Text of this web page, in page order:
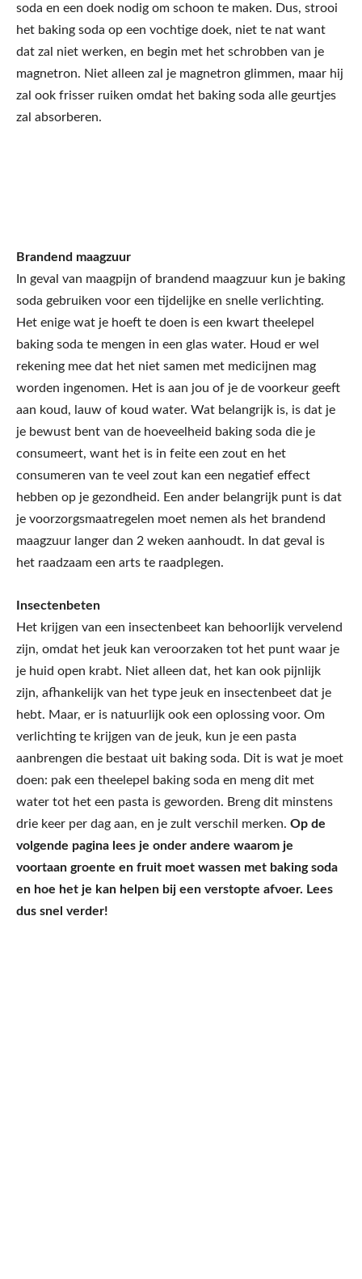
soda en een doek nodig om schoon te maken. Dus, strooi
het baking soda op een vochtige doek, niet te nat want
dat zal niet werken, en begin met het schrobben van je
magnetron. Niet alleen zal je magnetron glimmen, maar hij
zal ook frisser ruiken omdat het baking soda alle geurtjes
zal absorberen.
Brandend maagzuur
In geval van maagpijn of brandend maagzuur kun je baking
soda gebruiken voor een tijdelijke en snelle verlichting.
Het enige wat je hoeft te doen is een kwart theelepel
baking soda te mengen in een glas water. Houd er wel
rekening mee dat het niet samen met medicijnen mag
worden ingenomen. Het is aan jou of je de voorkeur geeft
aan koud, lauw of koud water. Wat belangrijk is, is dat je
je bewust bent van de hoeveelheid baking soda die je
consumeert, want het is in feite een zout en het
consumeren van te veel zout kan een negatief effect
hebben op je gezondheid. Een ander belangrijk punt is dat
je voorzorgsmaatregelen moet nemen als het brandend
maagzuur langer dan 2 weken aanhoudt. In dat geval is
het raadzaam een arts te raadplegen.
Insectenbeten
Het krijgen van een insectenbeet kan behoorlijk vervelend
zijn, omdat het jeuk kan veroorzaken tot het punt waar je
je huid open krabt. Niet alleen dat, het kan ook pijnlijk
zijn, afhankelijk van het type jeuk en insectenbeet dat je
hebt. Maar, er is natuurlijk ook een oplossing voor. Om
verlichting te krijgen van de jeuk, kun je een pasta
aanbrengen die bestaat uit baking soda. Dit is wat je moet
doen: pak een theelepel baking soda en meng dit met
water tot het een pasta is geworden. Breng dit minstens
drie keer per dag aan, en je zult verschil merken. Op de
volgende pagina lees je onder andere waarom je
voortaan groente en fruit moet wassen met baking soda
en hoe het je kan helpen bij een verstopte afvoer. Lees
dus snel verder!